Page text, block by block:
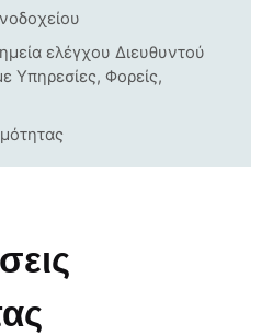
ελέγχου Διευθυντού
Υπηρεσίες, Φορείς,